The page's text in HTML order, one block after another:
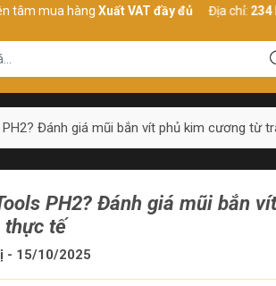
hàngXuất VAT đầy đủ Địa chỉ: 234 Bình
PH2? Đánh giá mũi bắn vít phủ kim cương từ
PH2? Đánh giá mũi bắn
tế
- 15/10/2025